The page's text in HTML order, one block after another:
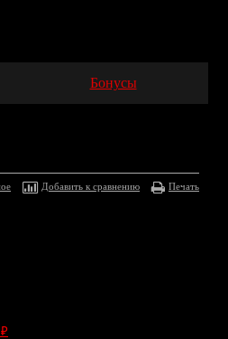
Бонусы
Добавить к сравнению Печать
₽